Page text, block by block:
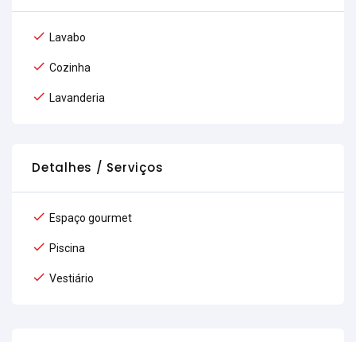
Lavabo
Cozinha
Lavanderia
Detalhes / Serviços
Espaço gourmet
Piscina
Vestiário